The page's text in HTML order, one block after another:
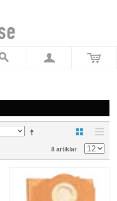
8 artiklar